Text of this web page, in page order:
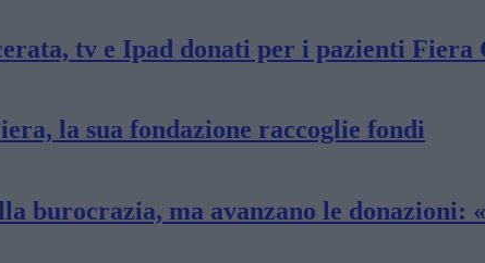
tv e Ipad donati per i pazienti
la sua fondazione raccoglie fondi
burocrazia, ma avanzano le donazioni: